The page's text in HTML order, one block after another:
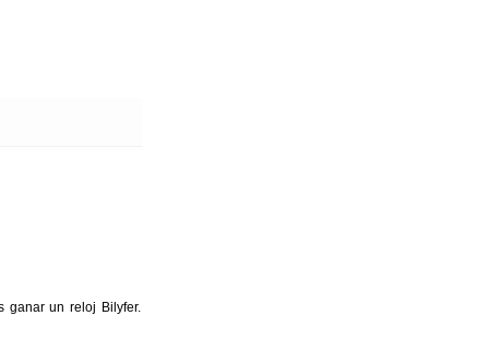
ganar un reloj Bilyfer.